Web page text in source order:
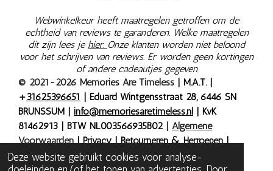
Deze website gebruikt cookies voor analyse-
Webwinkelkeur heeft maatregelen getroffen om de
echtheid van reviews te garanderen. Welke maatregelen
dit zijn lees je hier. Onze klanten worden niet beloond
voor het schrijven van reviews. Er worden geen kortingen
of andere cadeautjes gegeven
© 2021-2026 Memories Are Timeless | M.A.T. |
+31625396651 | Eduard Wintgensstraat 28, 6446 SN
BRUNSSUM | info@memoriesaretimeless.nl | KvK
81462913 | BTW NL003566935B02 | Algemene
Voorwaarden|Privacy|Retourneren & Herroepen|
Bestelling herroepen| Onze prijzen zijn inclusief 9% of